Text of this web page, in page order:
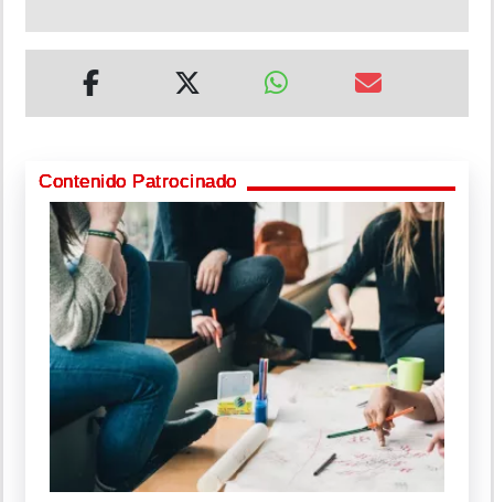
Contenido Patrocinado